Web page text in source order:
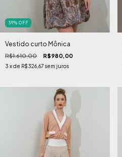
39% OFF
Vestido curto Mônica
R$1.610,00 R$980,00
3 x de R$326,67 sem juros